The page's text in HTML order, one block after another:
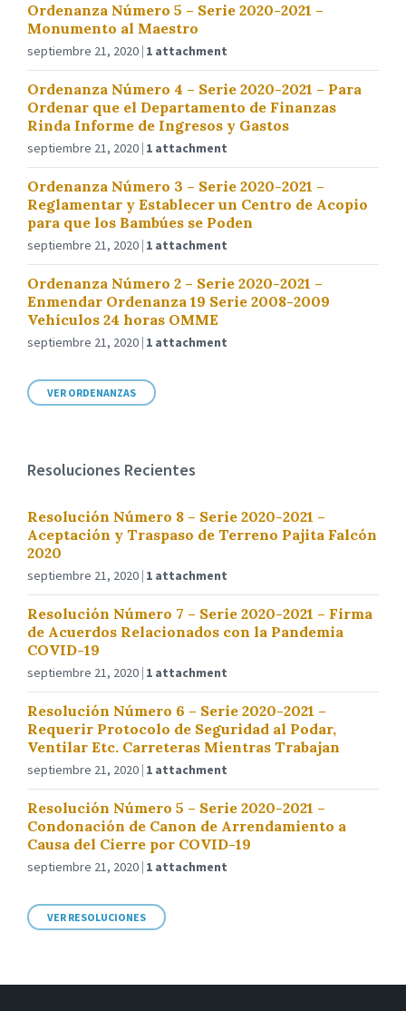
Ordenanza Número 5 – Serie 2020-2021 –
Monumento al Maestro
septiembre 21, 2020 1 attachment
Ordenanza Número 4 – Serie 2020-2021 – Para
Ordenar que el Departamento de Finanzas
Rinda Informe de Ingresos y Gastos
septiembre 21, 2020 1 attachment
Ordenanza Número 3 – Serie 2020-2021 –
Reglamentar y Establecer un Centro de Acopio
para que los Bambúes se Poden
septiembre 21, 2020 1 attachment
Ordenanza Número 2 – Serie 2020-2021 –
Enmendar Ordenanza 19 Serie 2008-2009
Vehículos 24 horas OMME
septiembre 21, 2020 1 attachment
VER ORDENANZAS
Resoluciones Recientes
Resolución Número 8 – Serie 2020-2021 –
Aceptación y Traspaso de Terreno Pajita Falcón
2020
septiembre 21, 2020 1 attachment
Resolución Número 7 – Serie 2020-2021 – Firma
de Acuerdos Relacionados con la Pandemia
COVID-19
septiembre 21, 2020 1 attachment
Resolución Número 6 – Serie 2020-2021 –
Requerir Protocolo de Seguridad al Podar,
Ventilar Etc. Carreteras Mientras Trabajan
septiembre 21, 2020 1 attachment
Resolución Número 5 – Serie 2020-2021 –
Condonación de Canon de Arrendamiento a
Causa del Cierre por COVID-19
septiembre 21, 2020 1 attachment
VER RESOLUCIONES